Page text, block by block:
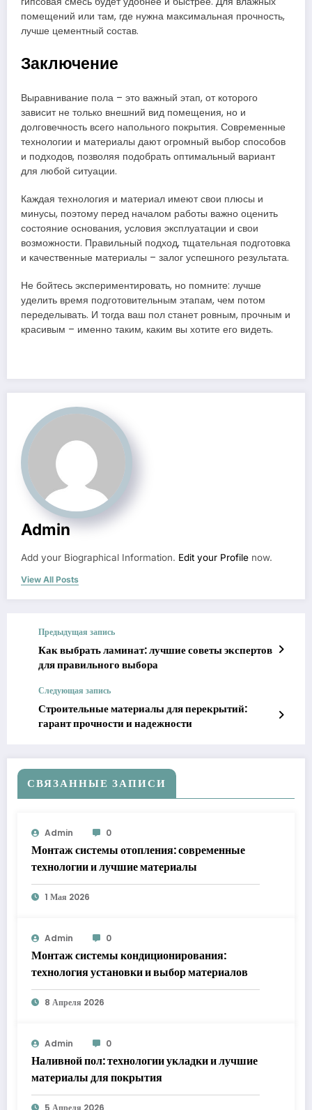
помещений или там, где нужна максимальная прочность,
лучше цементный состав.
Заключение
Выравнивание пола – это важный этап, от которого
зависит не только внешний вид помещения, но и
долговечность всего напольного покрытия. Современные
технологии и материалы дают огромный выбор способов
и подходов, позволяя подобрать оптимальный вариант
для любой ситуации.
Каждая технология и материал имеют свои плюсы и
минусы, поэтому перед началом работы важно оценить
состояние основания, условия эксплуатации и свои
возможности. Правильный подход, тщательная подготовка
и качественные материалы – залог успешного результата.
Не бойтесь экспериментировать, но помните: лучше
уделить время подготовительным этапам, чем потом
переделывать. И тогда ваш пол станет ровным, прочным и
красивым – именно таким, каким вы хотите его видеть.
Admin
Add your Biographical Information. Edit your Profile now.
View All Posts
Предыдущая запись
Как выбрать ламинат: лучшие советы экспертов
для правильного выбора
Следующая запись
Строительные материалы для перекрытий:
гарант прочности и надежности
СВЯЗАННЫЕ ЗАПИСИ
Admin 0
Монтаж системы отопления: современные
технологии и лучшие материалы
1 Мая 2026
Admin 0
Монтаж системы кондиционирования:
технология установки и выбор материалов
8 Апреля 2026
Admin 0
Наливной пол: технологии укладки и лучшие
материалы для покрытия
5 Апреля 2026